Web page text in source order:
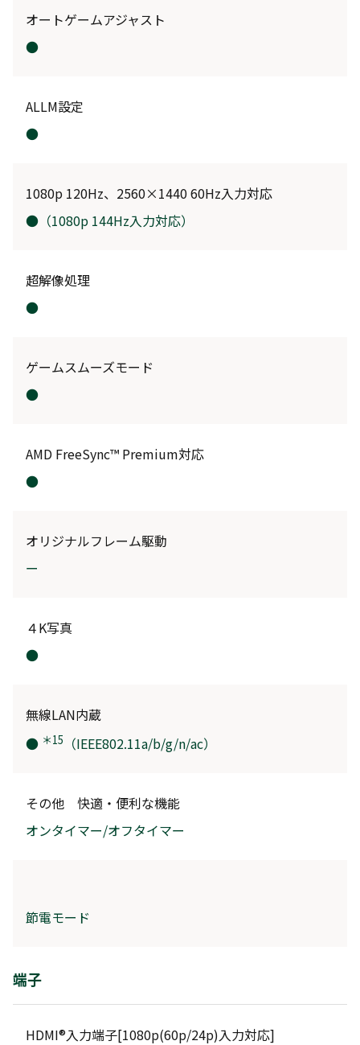
オートゲームアジャスト
●
ALLM設定
●
1080p 120Hz、2560×1440 60Hz入力対応
● （1080p 144Hz入力対応）
超解像処理
●
ゲームスムーズモード
●
AMD FreeSync™ Premium対応
●
オリジナルフレーム駆動
ー
４K写真
●
無線LAN内蔵
● ＊15 （IEEE802.11a/b/g/n/ac）
その他 快適・便利な機能
オンタイマー/オフタイマー
節電モード
端子
HDMI®入力端子[1080p(60p/24p)入力対応]